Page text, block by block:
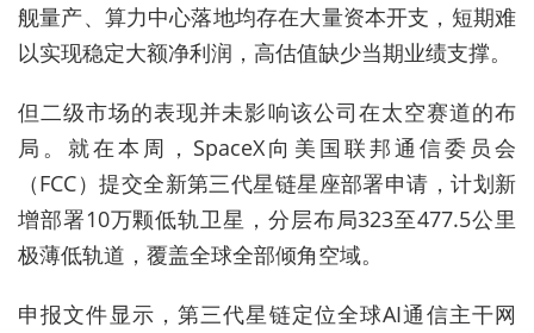
舰量产、算力中心落地均存在大量资本开支，短期难
以实现稳定大额净利润，高估值缺少当期业绩支撑。
但二级市场的表现并未影响该公司在太空赛道的布
局。就在本周，SpaceX向美国联邦通信委员会
（FCC）提交全新第三代星链星座部署申请，计划新
增部署10万颗低轨卫星，分层布局323至477.5公里
极薄低轨道，覆盖全球全部倾角空域。
申报文件显示，第三代星链定位全球AI通信主干网